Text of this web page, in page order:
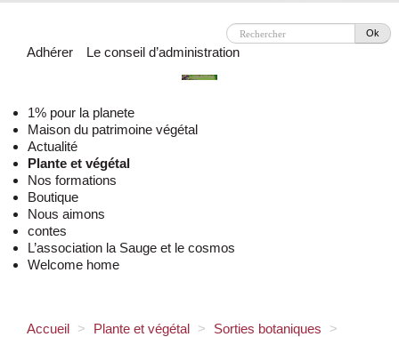
Ok
Adhérer Le conseil d’administration
1% pour la planete
Maison du patrimoine végétal
Actualité
Plante et végétal
Nos formations
Boutique
Nous aimons
contes
L’association la Sauge et le cosmos
Welcome home
Accueil > Plante et végétal > Sorties botaniques >